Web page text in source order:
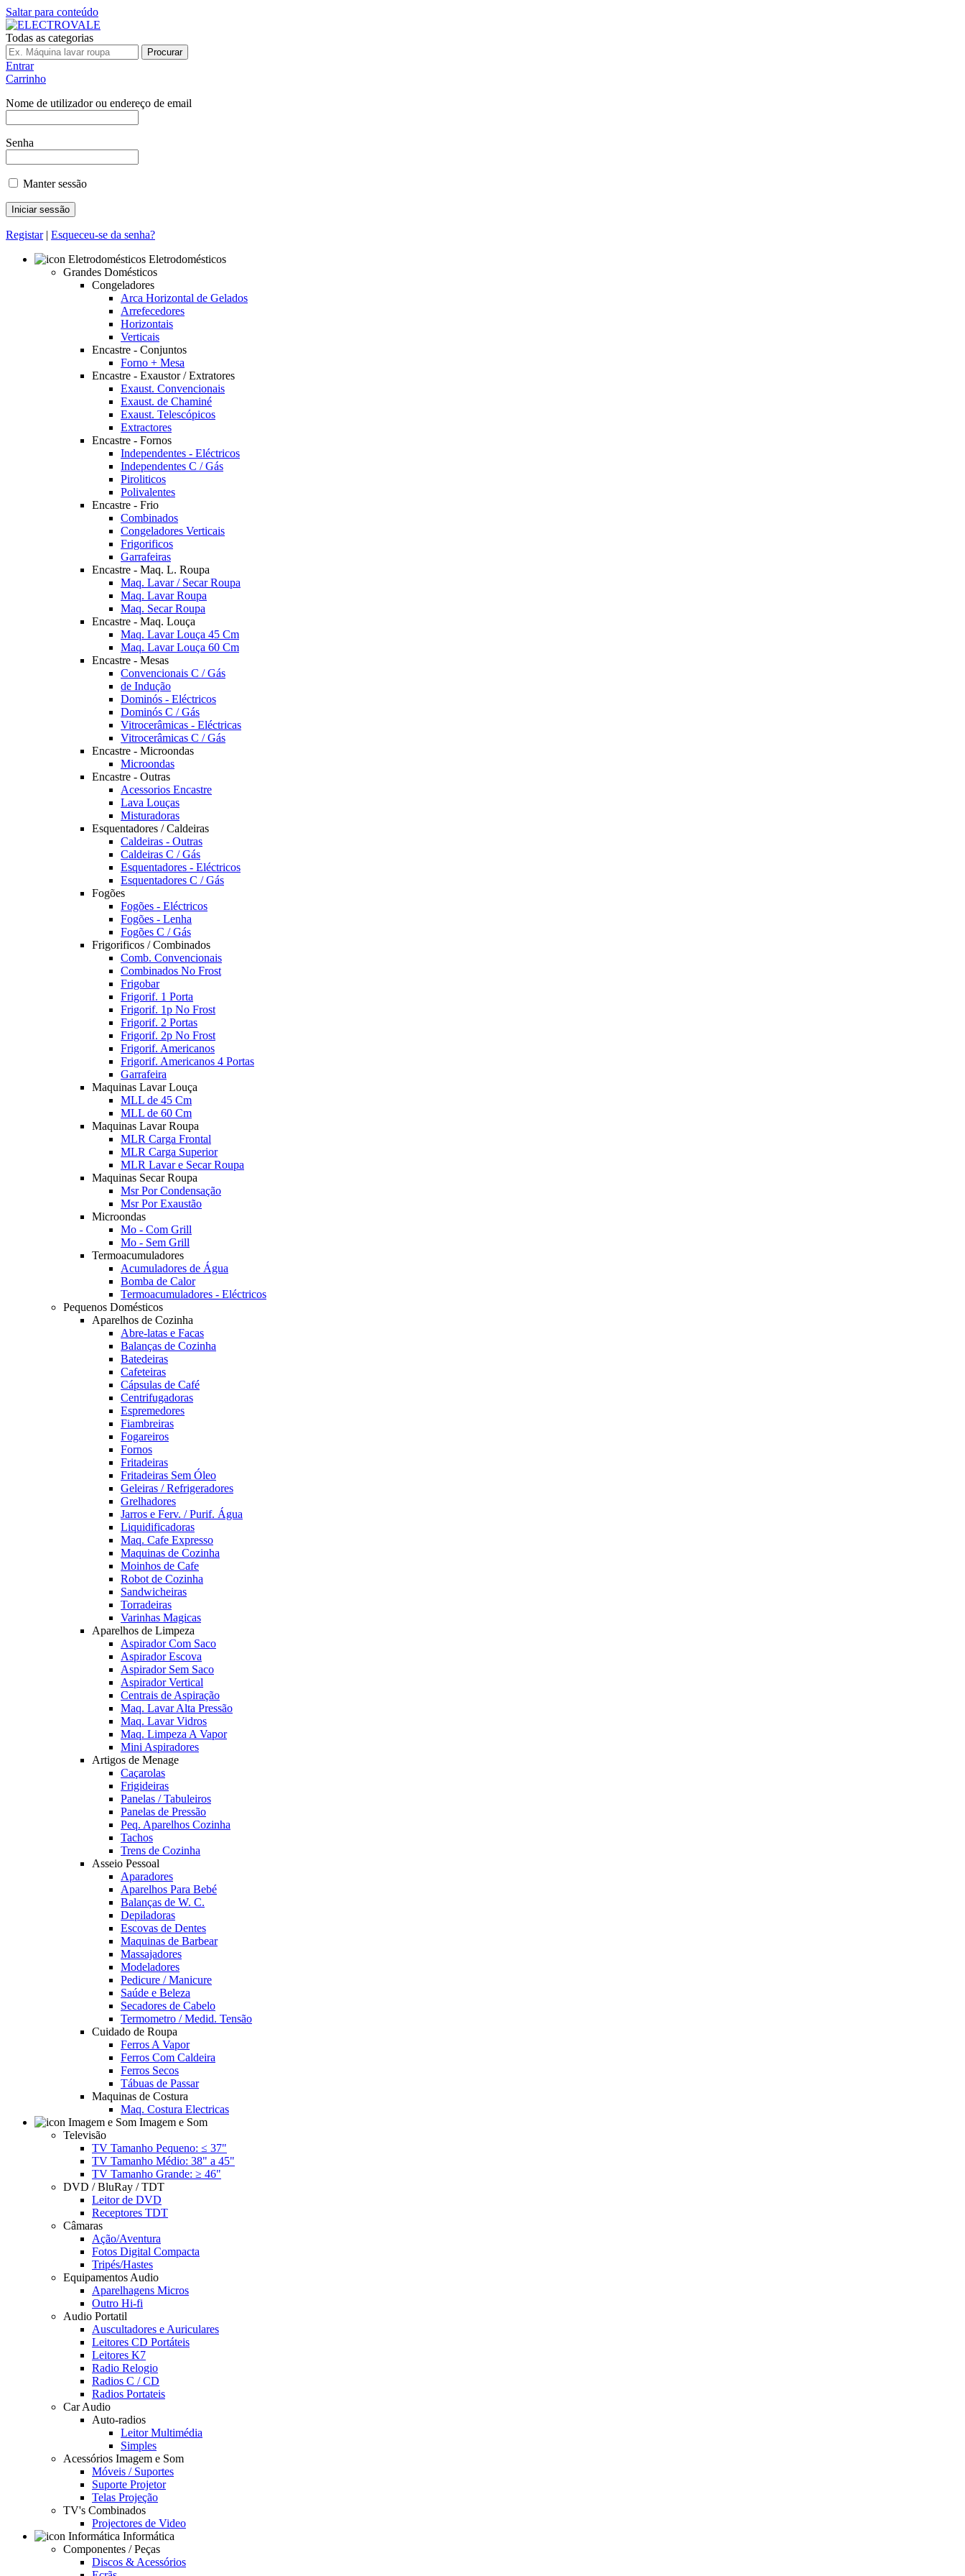
Saltar para conteúdo
Todas as categorias
Procurar
Entrar
Carrinho
Nome de utilizador ou endereço de email
Senha
Manter sessão
Registar| Esqueceu-se da senha?
Eletrodomésticos
Grandes Domésticos
Congeladores
Arca Horizontal de Gelados
Arrefecedores
Horizontais
Verticais
Encastre - Conjuntos
Forno + Mesa
Encastre - Exaustor / Extratores
Exaust. Convencionais
Exaust. de Chaminé
Exaust. Telescópicos
Extractores
Encastre - Fornos
Independentes - Eléctricos
Independentes C / Gás
Piroliticos
Polivalentes
Encastre - Frio
Combinados
Congeladores Verticais
Frigorificos
Garrafeiras
Encastre - Maq. L. Roupa
Maq. Lavar / Secar Roupa
Maq. Lavar Roupa
Maq. Secar Roupa
Encastre - Maq. Louça
Maq. Lavar Louça 45 Cm
Maq. Lavar Louça 60 Cm
Encastre - Mesas
Convencionais C / Gás
de Indução
Dominós - Eléctricos
Dominós C / Gás
Vitrocerâmicas - Eléctricas
Vitrocerâmicas C / Gás
Encastre - Microondas
Microondas
Encastre - Outras
Acessorios Encastre
Lava Louças
Misturadoras
Esquentadores / Caldeiras
Caldeiras - Outras
Caldeiras C / Gás
Esquentadores - Eléctricos
Esquentadores C / Gás
Fogões
Fogões - Eléctricos
Fogões - Lenha
Fogões C / Gás
Frigorificos / Combinados
Comb. Convencionais
Combinados No Frost
Frigobar
Frigorif. 1 Porta
Frigorif. 1p No Frost
Frigorif. 2 Portas
Frigorif. 2p No Frost
Frigorif. Americanos
Frigorif. Americanos 4 Portas
Garrafeira
Maquinas Lavar Louça
MLL de 45 Cm
MLL de 60 Cm
Maquinas Lavar Roupa
MLR Carga Frontal
MLR Carga Superior
MLR Lavar e Secar Roupa
Maquinas Secar Roupa
Msr Por Condensação
Msr Por Exaustão
Microondas
Mo - Com Grill
Mo - Sem Grill
Termoacumuladores
Acumuladores de Água
Bomba de Calor
Termoacumuladores - Eléctricos
Pequenos Domésticos
Aparelhos de Cozinha
Abre-latas e Facas
Balanças de Cozinha
Batedeiras
Cafeteiras
Cápsulas de Café
Centrifugadoras
Espremedores
Fiambreiras
Fogareiros
Fornos
Fritadeiras
Fritadeiras Sem Óleo
Geleiras / Refrigeradores
Grelhadores
Jarros e Ferv. / Purif. Água
Liquidificadoras
Maq. Cafe Expresso
Maquinas de Cozinha
Moinhos de Cafe
Robot de Cozinha
Sandwicheiras
Torradeiras
Varinhas Magicas
Aparelhos de Limpeza
Aspirador Com Saco
Aspirador Escova
Aspirador Sem Saco
Aspirador Vertical
Centrais de Aspiração
Maq. Lavar Alta Pressão
Maq. Lavar Vidros
Maq. Limpeza A Vapor
Mini Aspiradores
Artigos de Menage
Caçarolas
Frigideiras
Panelas / Tabuleiros
Panelas de Pressão
Peq. Aparelhos Cozinha
Tachos
Trens de Cozinha
Asseio Pessoal
Aparadores
Aparelhos Para Bebé
Balanças de W. C.
Depiladoras
Escovas de Dentes
Maquinas de Barbear
Massajadores
Modeladores
Pedicure / Manicure
Saúde e Beleza
Secadores de Cabelo
Termometro / Medid. Tensão
Cuidado de Roupa
Ferros A Vapor
Ferros Com Caldeira
Ferros Secos
Tábuas de Passar
Maquinas de Costura
Maq. Costura Electricas
Imagem e Som
Televisão
TV Tamanho Pequeno: ≤ 37"
TV Tamanho Médio: 38" a 45"
TV Tamanho Grande: ≥ 46"
DVD / BluRay / TDT
Leitor de DVD
Receptores TDT
Câmaras
Ação/Aventura
Fotos Digital Compacta
Tripés/Hastes
Equipamentos Audio
Aparelhagens Micros
Outro Hi-fi
Audio Portatil
Auscultadores e Auriculares
Leitores CD Portáteis
Leitores K7
Radio Relogio
Radios C / CD
Radios Portateis
Car Audio
Auto-radios
Leitor Multimédia
Simples
Acessórios Imagem e Som
Móveis / Suportes
Suporte Projetor
Telas Projeção
TV's Combinados
Projectores de Video
Informática
Componentes / Peças
Discos & Acessórios